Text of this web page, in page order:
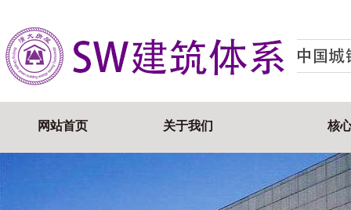
网站首页 关于我们 核